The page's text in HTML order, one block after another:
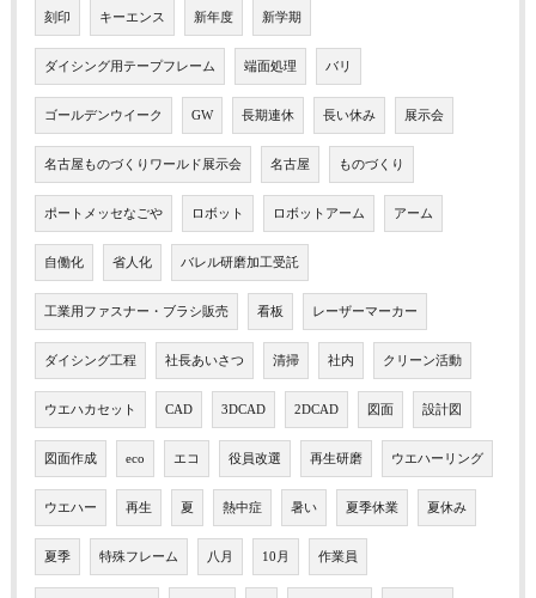
刻印 キーエンス 新年度 新学期
ダイシング用テープフレーム 端面処理 バリ
ゴールデンウイーク GW 長期連休 長い休み 展示会
名古屋ものづくりワールド展示会 名古屋 ものづくり
ポートメッセなごや ロボット ロボットアーム アーム
自働化 省人化 バレル研磨加工受託
工業用ファスナー・ブラシ販売 看板 レーザーマーカー
ダイシング工程 社長あいさつ 清掃 社内 クリーン活動
ウエハカセット CAD 3DCAD 2DCAD 図面 設計図
図面作成 eco エコ 役員改選 再生研磨 ウエハーリング
ウエハー 再生 夏 熱中症 暑い 夏季休業 夏休み
夏季 特殊フレーム 八月 10月 作業員